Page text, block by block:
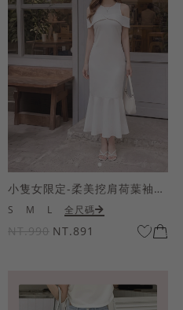
小隻女限定-柔美挖肩荷葉袖魚尾長洋裝
S M L 全尺碼
NT.990 NT.891